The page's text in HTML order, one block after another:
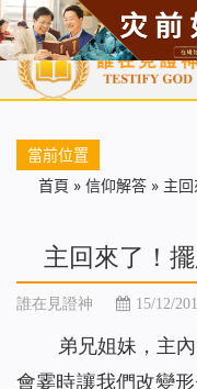
首頁 每日靈糧 天
當前位置
首頁 » 信仰解答 » 主
主回來了！
誰在見證神 15/12/
弟兄姐妹，主
會霎時讓我們改變